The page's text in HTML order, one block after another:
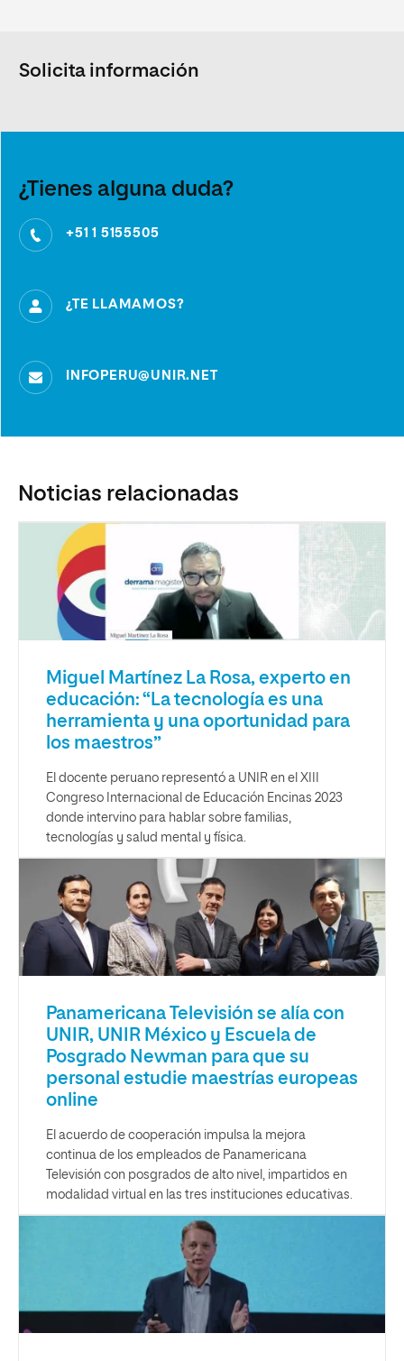
Solicita información
¿Tienes alguna duda?
+51 1 5155505
¿TE LLAMAMOS?
INFOPERU@UNIR.NET
Noticias relacionadas
Miguel Martínez La Rosa, experto en
educación: “La tecnología es una
herramienta y una oportunidad para
los maestros”
El docente peruano representó a UNIR en el XIII
Congreso Internacional de Educación Encinas 2023
donde intervino para hablar sobre familias,
tecnologías y salud mental y física.
Panamericana Televisión se alía con
UNIR, UNIR México y Escuela de
Posgrado Newman para que su
personal estudie maestrías europeas
online
El acuerdo de cooperación impulsa la mejora
continua de los empleados de Panamericana
Televisión con posgrados de alto nivel, impartidos en
modalidad virtual en las tres instituciones educativas.